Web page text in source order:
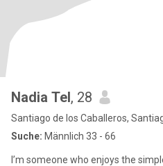
Nadia Tel, 28
Santiago de los Caballeros,
Suche: Männlich 33 - 66
I’m someone who enjoys the